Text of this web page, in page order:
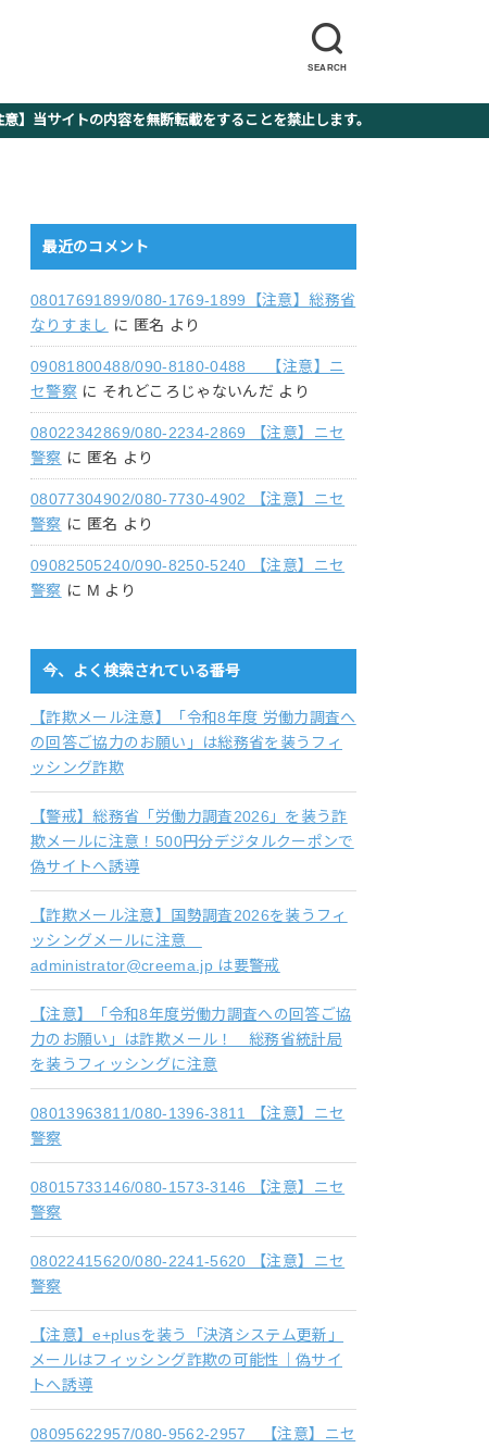
SEARCH
サイトの内容を無断転載をすることを禁止します。
最近のコメント
08017691899/080-1769-1899【注意】総務省
なりすまし に 匿名 より
09081800488/090-8180-0488 【注意】ニ
セ警察 に それどころじゃないんだ より
08022342869/080-2234-2869 【注意】ニセ
警察 に 匿名 より
08077304902/080-7730-4902 【注意】ニセ
警察 に 匿名 より
09082505240/090-8250-5240 【注意】ニセ
警察 に M より
今、よく検索されている番号
【詐欺メール注意】「令和8年度 労働力調査へ
の回答ご協力のお願い」は総務省を装うフィ
ッシング詐欺
【警戒】総務省「労働力調査2026」を装う詐
欺メールに注意！500円分デジタルクーポンで
偽サイトへ誘導
【詐欺メール注意】国勢調査2026を装うフィ
ッシングメールに注意
administrator@creema.jp は要警戒
【注意】「令和8年度労働力調査への回答ご協
力のお願い」は詐欺メール！ 総務省統計局
を装うフィッシングに注意
08013963811/080-1396-3811 【注意】ニセ
警察
08015733146/080-1573-3146 【注意】ニセ
警察
08022415620/080-2241-5620 【注意】ニセ
警察
【注意】e+plusを装う「決済システム更新」
メールはフィッシング詐欺の可能性｜偽サイ
トへ誘導
08095622957/080-9562-2957 【注意】ニセ